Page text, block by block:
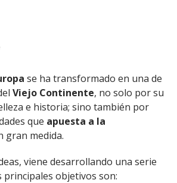
se ha transformado en una de
Viejo Continente, no solo por su
e historia; sino también por
que apuesta a la
gran medida.
viene desarrollando una serie
principales objetivos son: